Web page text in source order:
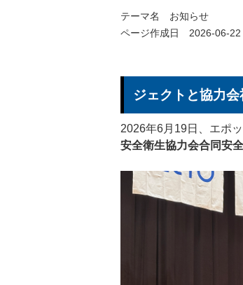
テーマ名 お知らせ
ページ作成日 2026-06-22
ジェクトと協力会
2026年6月19日、エポ
安全衛生協力会合同安全